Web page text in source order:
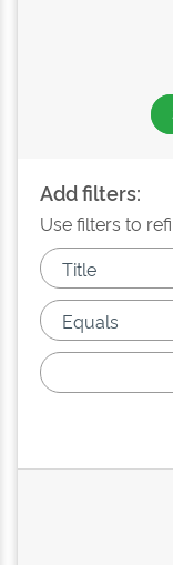
Add filters:
Use filters to